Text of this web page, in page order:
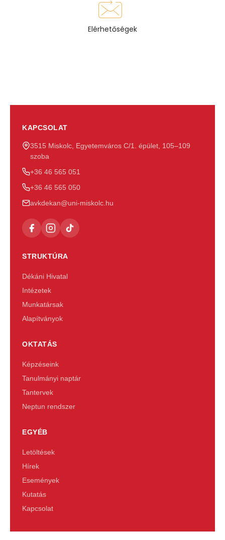
Elérhetőségek
KAPCSOLAT
3515 Miskolc, Egyetemváros C/1. épület, 105–109
szoba
+36 46 565 051
+36 46 565 050
avkdekan@uni-miskolc.hu
STRUKTÚRA
Dékáni Hivatal
Intézetek
Munkatársak
Alapítványok
OKTATÁS
Képzéseink
Tanulmányi naptár
Tantervek
Neptun rendszer
EGYÉB
Letöltések
Hírek
Események
Kutatás
Kapcsolat